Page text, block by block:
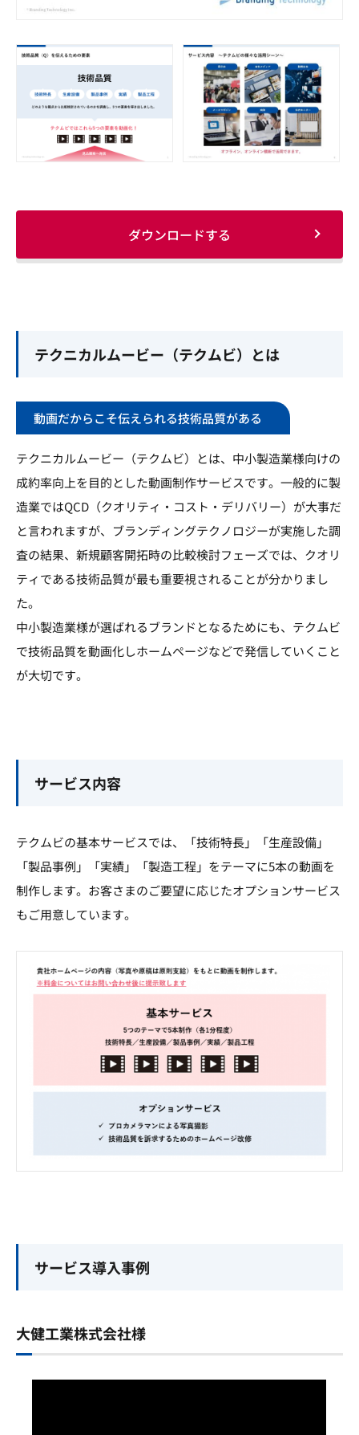
ダウンロードする
テクニカルムービー（テクムビ）とは
動画だからこそ伝えられる技術品質がある
テクニカルムービー（テクムビ）とは、中小製造業様向けの
成約率向上を目的とした動画制作サービスです。一般的に製
造業ではQCD（クオリティ・コスト・デリバリー）が大事だ
と言われますが、ブランディングテクノロジーが実施した調
査の結果、新規顧客開拓時の比較検討フェーズでは、クオリ
ティである技術品質が最も重要視されることが分かりまし
た。
中小製造業様が選ばれるブランドとなるためにも、テクムビ
で技術品質を動画化しホームページなどで発信していくこと
が大切です。
サービス内容
テクムビの基本サービスでは、「技術特長」「生産設備」
「製品事例」「実績」「製造工程」をテーマに5本の動画を
制作します。お客さまのご要望に応じたオプションサービス
もご用意しています。
サービス導入事例
大健工業株式会社様